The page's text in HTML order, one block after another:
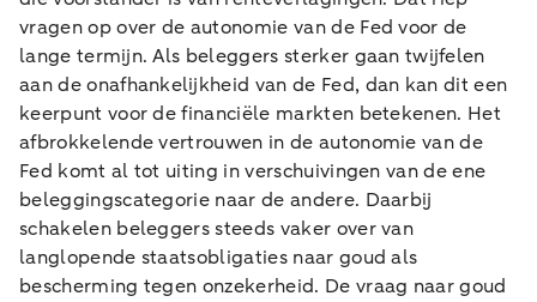
vragen op over de autonomie van de Fed voor de
lange termijn. Als beleggers sterker gaan twijfelen
aan de onafhankelijkheid van de Fed, dan kan dit een
keerpunt voor de financiële markten betekenen. Het
afbrokkelende vertrouwen in de autonomie van de
Fed komt al tot uiting in verschuivingen van de ene
beleggingscategorie naar de andere. Daarbij
schakelen beleggers steeds vaker over van
langlopende staatsobligaties naar goud als
bescherming tegen onzekerheid. De vraag naar goud